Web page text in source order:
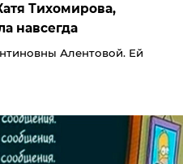
Тихомирова,
навсегда
Алентовой. Ей